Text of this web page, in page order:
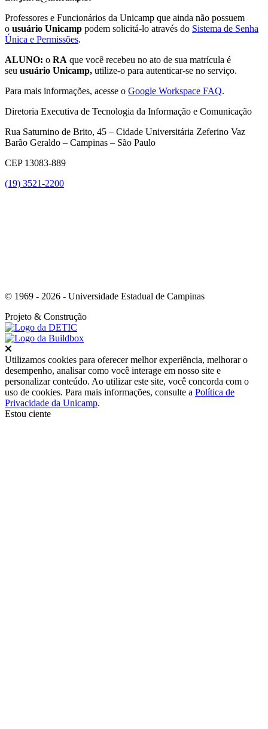
Professores e Funcionários da Unicamp que ainda não possuem
o usuário Unicamp podem solicitá-lo através do Sistema de Senha
Única e Permissões.
ALUNO: o RA que você recebeu no ato de sua matrícula é
seu usuário Unicamp, utilize-o para autenticar-se no serviço.
Para mais informações, acesse o Google Workspace FAQ.
Diretoria Executiva de Tecnologia da Informação e Comunicação
Rua Saturnino de Brito, 45 – Cidade Universitária Zeferino Vaz
Barão Geraldo – Campinas – São Paulo
CEP 13083-889
(19) 3521-2200
© 1969 - 2026 - Universidade Estadual de Campinas
Projeto & Construção
Utilizamos cookies para oferecer melhor experiência, melhorar o
desempenho, analisar como você interage em nosso site e
personalizar conteúdo. Ao utilizar este site, você concorda com o
uso de cookies. Para mais informações, consulte a Política de
Privacidade da Unicamp.
Estou ciente